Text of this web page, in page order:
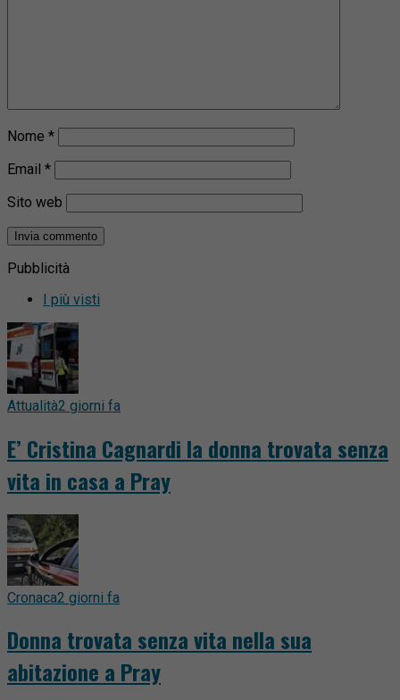
Nome *
Email *
Sito web
Pubblicità
I più visti
Attualità2 giorni fa
E’ Cristina Cagnardi la donna trovata senza
vita in casa a Pray
Cronaca2 giorni fa
Donna trovata senza vita nella sua
abitazione a Pray